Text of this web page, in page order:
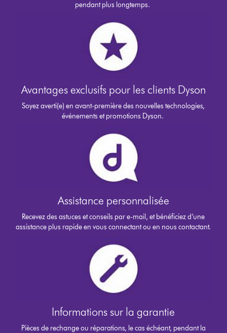
pendant plus longtemps.
Avantages exclusifs pour les clients Dyson
Soyez averti(e) en avant-première des nouvelles technologies,
événements et promotions Dyson.
Assistance personnalisée
Recevez des astuces et conseils par e-mail, et bénéficiez d’une
assistance plus rapide en vous connectant ou en nous contactant.
Informations sur la garantie
Pièces de rechange ou réparations, le cas échéant, pendant la